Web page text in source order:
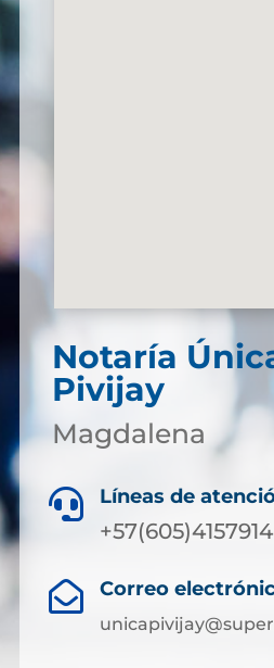
Notaría
Pivijay
Magdalena
 Líneas de
+57(605)4157914
 Correo